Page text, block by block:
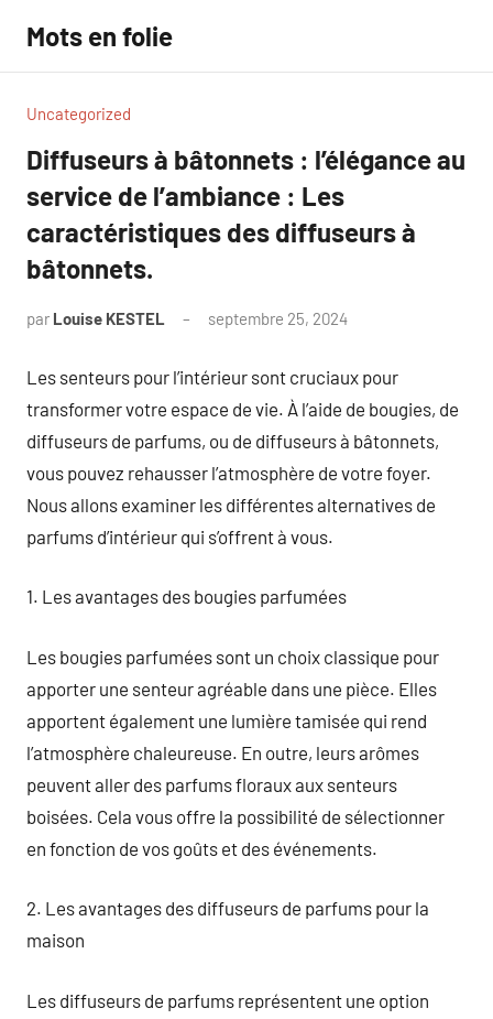
contenu
Mots en folie
Uncategorized
Diffuseurs à bâtonnets : l’élégance au
service de l’ambiance : Les
caractéristiques des diffuseurs à
bâtonnets.
par Louise KESTEL septembre 25, 2024
Les senteurs pour l’intérieur sont cruciaux pour
transformer votre espace de vie. À l’aide de bougies, de
diffuseurs de parfums, ou de diffuseurs à bâtonnets,
vous pouvez rehausser l’atmosphère de votre foyer.
Nous allons examiner les différentes alternatives de
parfums d’intérieur qui s’offrent à vous.
1. Les avantages des bougies parfumées
Les bougies parfumées sont un choix classique pour
apporter une senteur agréable dans une pièce. Elles
apportent également une lumière tamisée qui rend
l’atmosphère chaleureuse. En outre, leurs arômes
peuvent aller des parfums floraux aux senteurs
boisées. Cela vous offre la possibilité de sélectionner
en fonction de vos goûts et des événements.
2. Les avantages des diffuseurs de parfums pour la
maison
Les diffuseurs de parfums représentent une option